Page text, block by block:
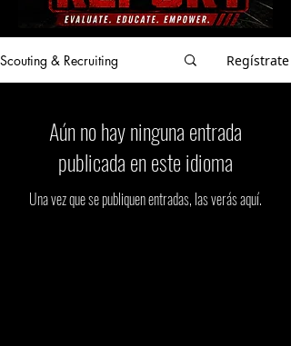
Scouting & Recruiting Regístrate
Aún no hay ninguna entrada
publicada en este idioma
Una vez que se publiquen entradas, las verás aquí.